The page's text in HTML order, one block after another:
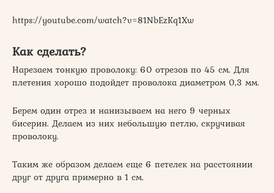
https://youtube.com/watch?v=81NbEzKq1Xw
Как сделать?
Нарезаем тонкую проволоку: 60 отрезов по 45 см. Для
плетения хорошо подойдет проволока диаметром 0,3 мм.
Берем один отрез и нанизываем на него 9 черных
бисерин. Делаем из них небольшую петлю, скручивая
проволоку.
Таким же образом делаем еще 6 петелек на расстоянии
друг от друга примерно в 1 см.